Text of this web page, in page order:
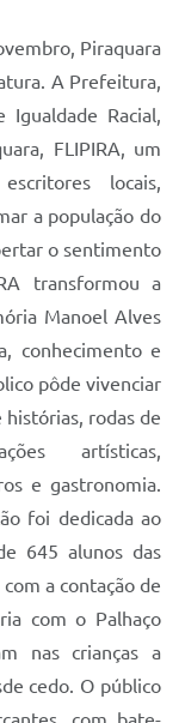
Piraquara
A Prefeitura,
Racial,
FLIPIRA, um
locais,
a população do
o sentimento
transformou a
Manoel Alves
conhecimento e
pôde vivenciar
rodas de
artísticas,
e gastronomia.
foi dedicada ao
645 alunos das
a contação de
com o Palhaço
nas crianças a
cedo. O público